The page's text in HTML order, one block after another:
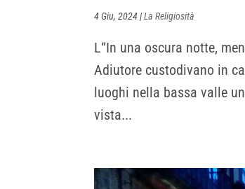
4 Giu, 2024|La Religiosità
L“In una oscura notte,
Adiutore custodivano in
luoghi nella bassa valle
vista...